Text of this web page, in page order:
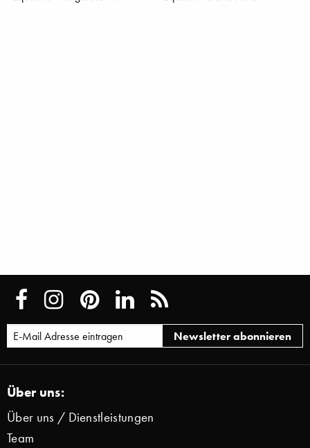
Über uns:
Über uns / Dienstleistungen
Team